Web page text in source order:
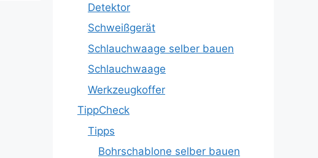
Detektor
Schweißgerät
Schlauchwaage selber bauen
Schlauchwaage
Werkzeugkoffer
TippCheck
Tipps
Bohrschablone selber bauen